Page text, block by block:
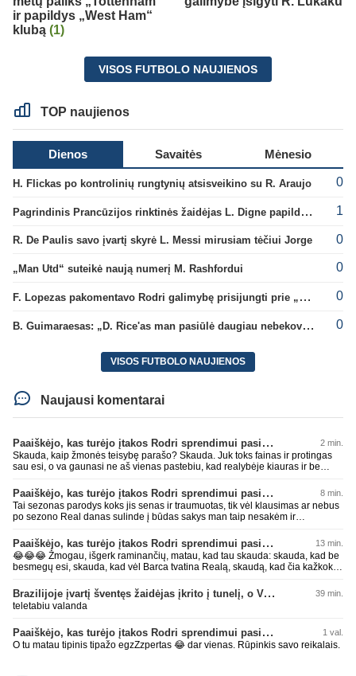
ir papildys „West Ham“
klubą (1)
VISOS FUTBOLO NAUJIENOS
TOP naujienos
Dienos Savaitės Mėnesio
H. Flickas po kontrolinių rungtynių atsisveikino su R. Araujo 0
Pagrindinis Prancūzijos rinktinės žaidėjas L. Digne papildė PSG gretas 1
R. De Paulis savo įvartį skyrė L. Messi mirusiam tėčiui Jorge 0
„Man Utd“ suteikė naują numerį M. Rashfordui 0
F. Lopezas pakomentavo Rodri galimybę prisijungti prie „Barcelona“ ekipos 0
B. Guimaraesas: „D. Rice'as man pasiūlė daugiau nebekovoti tarpusavyje“ 0
VISOS FUTBOLO NAUJIENOS
Naujausi komentarai
Paaiškėjo, kas turėjo įtakos Rodri sprendimui pasirinkti Barselonos pusę 2 min.
Skauda, kaip žmonės teisybę parašo? Skauda. Juk toks fainas ir protingas
sau esi, o va gaunasi ne aš vienas pastebiu, kad realybėje kiauras ir be
nei kas kitas 😂😂😂 Per mažai tos mėlynos ar žalios pievos apkakojai
kurioje kaip avinas lakstai... per mažai bičiuli... 💩💩💩
Paaiškėjo, kas turėjo įtakos Rodri sprendimui pasirinkti Barselonos pusę 8 min.
Tai sezonas parodys koks jis senas ir traumuotas, tik vėl klausimas ar nebus
po sezono Real danas sulinde į būdas sakys man taip nesakėm ir
degraduoja su tais išsivartymais. Gal todėl ir problema, kad tiek pats klubas,
tiek jo fanai begalviai ir užtat titulų badas jau 2 metai iš eilės, žiūrėsim ar ir
trečiam nebus taip. O kiti klubai savo darbus daro, o ne tuščiai čia 💩
palikinėja ant kurių patys paskui paslysta.
Paaiškėjo, kas turėjo įtakos Rodri sprendimui pasirinkti Barselonos pusę 13 min.
😂😂😂 Žmogau, išgerk raminančių, matau, kad tau skauda: skauda, kad be
besmegų esi, skauda, kad vėl Barca tvatina Realą, skaudą, kad čia kažkoks
nepatare ką daryti, pyksti, nes pačio galva tuščia ir toliau mynkai įžeidinėjimų
kortą. Ech, žmogau, žmogau... geriau tu būtųm patylėjelęs. P.S. Taip žinau
kaip veikia AI, todėl ir sugebu jį sudurninti, ne kartą jau tai pavyko. O tu kaip
parašiau faktą. Ant kiek tu be smegenų, wow, žiauriai man gėda už tave.
Sėkmės, bičiuli, matau, kad toliau bus tik drgradavimas pačio, užtenka ir taip
Brazilijoje įvartį šventęs žaidėjas įkrito į tunelį, o VAR įvartį atšaukė 39 min.
teletabiu valanda
Paaiškėjo, kas turėjo įtakos Rodri sprendimui pasirinkti Barselonos pusę 1 val.
O tu matau tipinis tipažo egzZzpertas 😂 dar vienas. Rūpinkis savo reikalais.